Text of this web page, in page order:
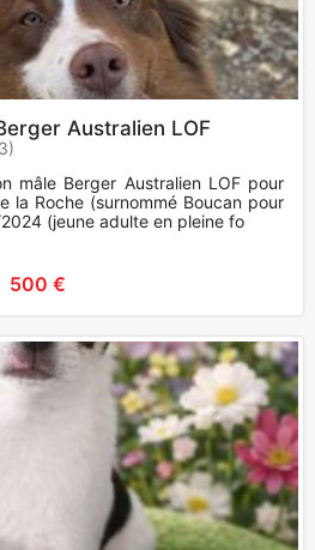
Australien LOF
mâle Berger Australien LOF pour
la Roche (surnommé Boucan pour
(jeune adulte en pleine fo
500 €